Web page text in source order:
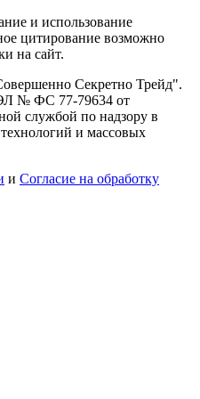
и использование
цитирование возможно
на сайт.
Секретно Трейд".
ЭЛ № ФС 77-79634 от
службой по надзору в
и массовых
и Согласие на обработку